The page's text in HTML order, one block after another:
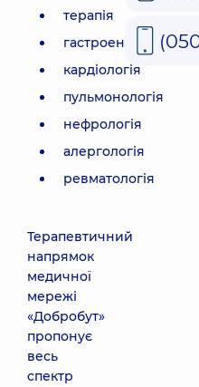
терапія
гастроентерологія
кардіологія
пульмонологія
нефрологія
алергологія
ревматологія
Терапевтичний
напрямок
медичної
мережі
«Добробут»
пропонує
весь
спектр